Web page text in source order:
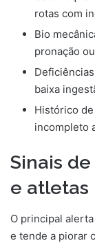
rotas com
Bio
pronação
baixa
Histórico
incompleto
Sinais
e atletas
O principal
e tende a piorar